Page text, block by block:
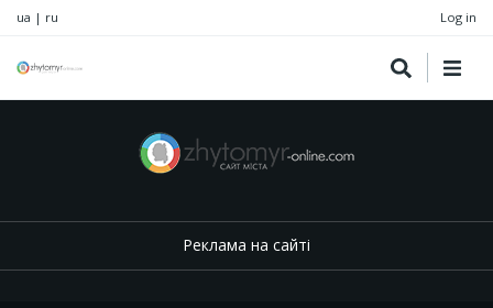
ua | ru Log in
Реклама на сайті